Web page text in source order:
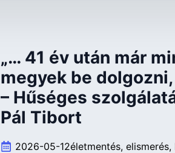
„… 41 év után már
megyek be
– Hűséges
Pál Tibort
2026-05-12életmentés elismerés